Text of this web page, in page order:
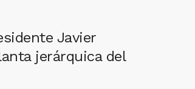
Javier
jerárquica del